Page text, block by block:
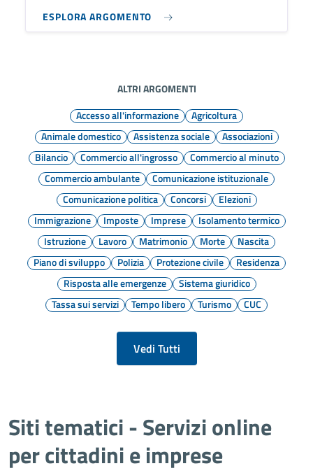
ESPLORA ARGOMENTO
ALTRI ARGOMENTI
Accesso all'informazione
Agricoltura
Animale domestico
Assistenza sociale
Associazioni
Bilancio
Commercio all'ingrosso
Commercio al minuto
Commercio ambulante
Comunicazione istituzionale
Comunicazione politica
Concorsi
Elezioni
Immigrazione
Imposte Imprese
Isolamento termico
Istruzione
Lavoro Matrimonio Morte
Nascita
Piano di sviluppo
Polizia Protezione civile
Residenza
Risposta alle emergenze
Sistema giuridico
Tassa sui servizi
Tempo libero Turismo CUC
Vedi Tutti
Siti tematici - Servizi online
per cittadini e imprese